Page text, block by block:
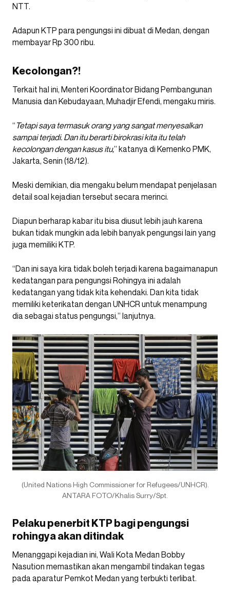
NTT.
Adapun KTP para pengungsi ini dibuat di Medan, dengan
membayar Rp 300 ribu.
Kecolongan?!
Terkait hal ini, Menteri Koordinator Bidang Pembangunan
Manusia dan Kebudayaan, Muhadjir Efendi, mengaku miris.
“ Tetapi saya termasuk orang yang sangat menyesalkan
sampai terjadi. Dan itu berarti birokrasi kita itu telah
kecolongan dengan kasus itu,” katanya di Kemenko PMK,
Jakarta, Senin (18/12).
Meski demikian, dia mengaku belum mendapat penjelasan
detail soal kejadian tersebut secara merinci.
Diapun berharap kabar itu bisa diusut lebih jauh karena
bukan tidak mungkin ada lebih banyak pengungsi lain yang
juga memiliki KTP.
“Dan ini saya kira tidak boleh terjadi karena bagaimanapun
kedatangan para pengungsi Rohingya ini adalah
kedatangan yang tidak kita kehendaki. Dan kita tidak
memiliki keterikatan dengan UNHCR untuk menampung
dia sebagai status pengungsi,” lanjutnya.
(United Nations High Commissioner for Refugees/UNHCR).
ANTARA FOTO/Khalis Surry/Spt.
Pelaku penerbit KTP bagi pengungsi
rohingya akan ditindak
Menanggapi kejadian ini, Wali Kota Medan Bobby
Nasution memastikan akan mengambil tindakan tegas
pada aparatur Pemkot Medan yang terbukti terlibat.